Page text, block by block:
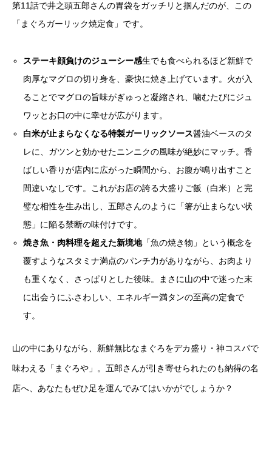
第11話で井之頭五郎さんの胃袋をガッチリと掴んだのが、この
「まぐろガーリック焼定食」です。
ステーキ顔負けのジューシー感生でも食べられるほど新鮮で
肉厚なマグロの切り身を、豪快に焼き上げています。火が入
ることでマグロの旨味がぎゅっと凝縮され、噛むたびにジュ
ワッとお口の中に幸せが広がります。
白米が止まらなくなる特製ガーリックソース醤油ベースのタ
レに、ガツンと効かせたニンニクの風味が絶妙にマッチ。香
ばしい香りが店内に広がった瞬間から、お腹が鳴り出すこと
間違いなしです。これがお店の誇る大盛りご飯（白米）と完
璧な相性を生み出し、五郎さんのように「箸が止まらない状
態」に陥る禁断の味付けです。
焼き魚・肉料理を超えた新境地「魚の焼き物」という概念を
覆すようなスタミナ満点のパンチ力がありながら、お肉より
も重くなく、さっぱりとした後味。まさに山の中で迷った末
に出会うにふさわしい、エネルギー満タンの至高の定食で
す。
山の中にありながら、新鮮無比なまぐろをデカ盛り・神コスパで
味わえる「まぐろや」。 五郎さんが引き寄せられたのも納得の名
店へ、あなたもぜひ足を運んでみてはいかがでしょうか？